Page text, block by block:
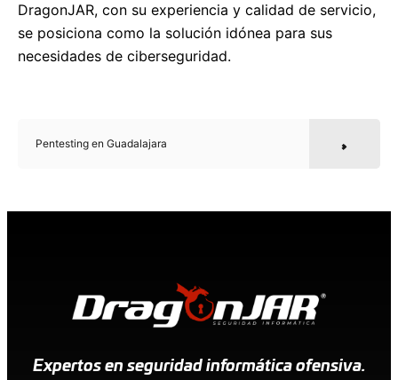
DragonJAR, con su experiencia y calidad de servicio,
se posiciona como la solución idónea para sus
necesidades de ciberseguridad.
Pentesting en Guadalajara
Expertos en seguridad informática ofensiva.